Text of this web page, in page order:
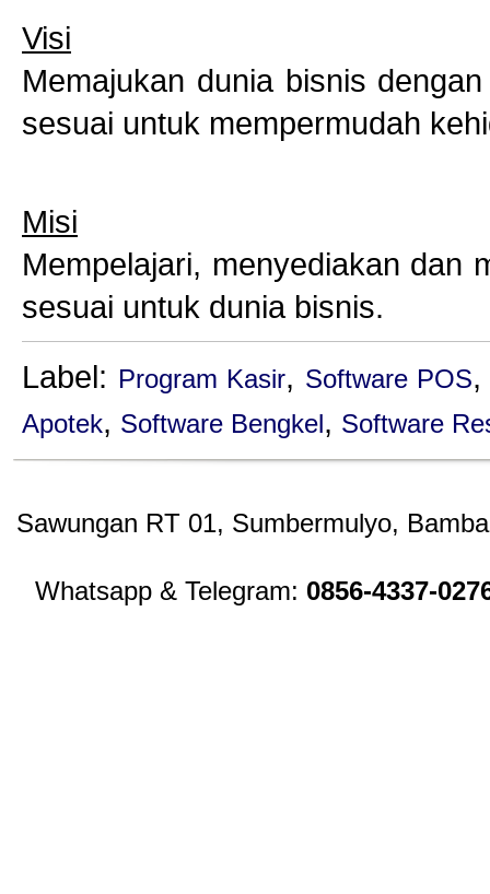
Visi
Memajukan dunia bisnis
sesuai untuk mempermudah
Misi
Mempelajari, menyediakan dan
sesuai untuk dunia bisnis.
Label: Program Kasir, Software POS
Apotek, Software Bengkel, Software
Sawungan RT 01, Sumbermulyo,
Whatsapp & Telegram: 0856-4337-